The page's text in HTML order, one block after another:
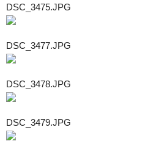
DSC_3475.JPG
DSC_3477.JPG
DSC_3478.JPG
DSC_3479.JPG